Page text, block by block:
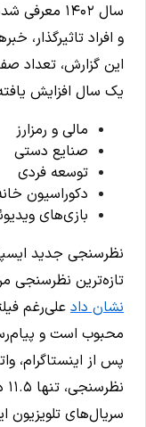
سال ۱۴۰۲
و افراد تاثیرگذار،
این گزارش، تعداد
یک سال افزایش
مالی و رمزارز
صنایع دستی
توسعه فردی
دکوراسیون
بازی‌های
نظرسنجی جدید
تازه‌ترین نظرسنجی
نشان دادعلی‌رغم
محبوب است و
پس از اینستاگرام،
سریال‌های تلویزیون